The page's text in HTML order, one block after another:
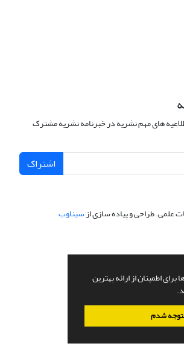
اطمینان از ارائه بهترین
شدم
های مهم نشریه در خبرنامه نشریه مشترک
اشتراک
علمی.طراحی و پیاده سازی ازسیناوب